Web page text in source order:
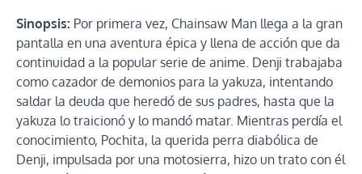
Sinopsis: Por primera vez, Chainsaw Man llega a la gran
pantalla en una aventura épica y llena de acción que da
continuidad a la popular serie de anime. Denji trabajaba
como cazador de demonios para la yakuza, intentando
saldar la deuda que heredó de sus padres, hasta que la
yakuza lo traicionó y lo mandó matar. Mientras perdía el
conocimiento, Pochita, la querida perra diabólica de
Denji, impulsada por una motosierra, hizo un trato con él